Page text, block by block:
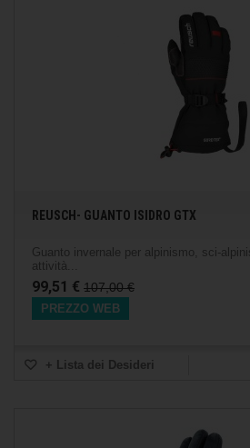
REUSCH- GUANTO ISIDRO GTX
Guanto invernale per alpinismo, sci-
attività...
99,51 € 107,00 €
PREZZO WEB
+ Lista dei Desideri